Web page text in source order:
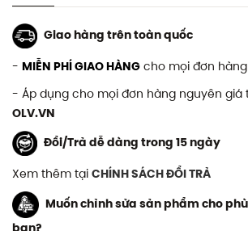
Giao hàng trên toàn quốc
- MIỄN PHÍ GIAO HÀNG cho mọi đơn hàng
- Áp dụng cho mọi đơn hàng nguyên giá
OLV.VN
Đổi/Trả dễ dàng trong 15 ngày
Xem thêm tại CHÍNH SÁCH ĐỔI TRẢ
Muốn chỉnh sửa sản phẩm cho